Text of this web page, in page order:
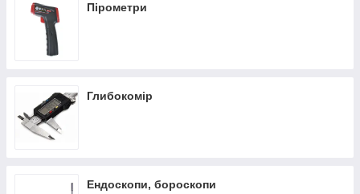
Пірометри
Глибокомір
Ендоскопи, бороскопи